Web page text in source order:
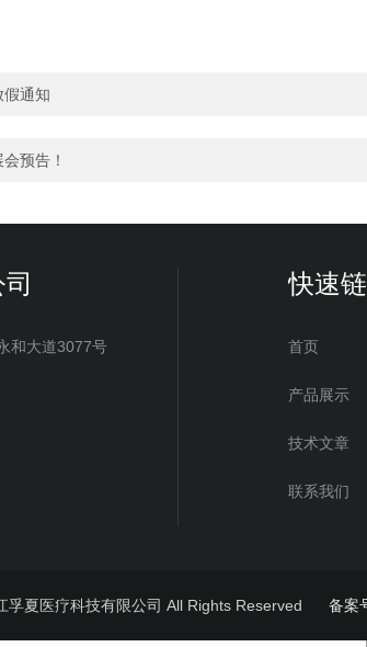
通知
预告！
和大道3077号
快速
首页
产品展示
技术文章
联系我们
孚夏医疗科技有限公司 All Rights Reserved 备案